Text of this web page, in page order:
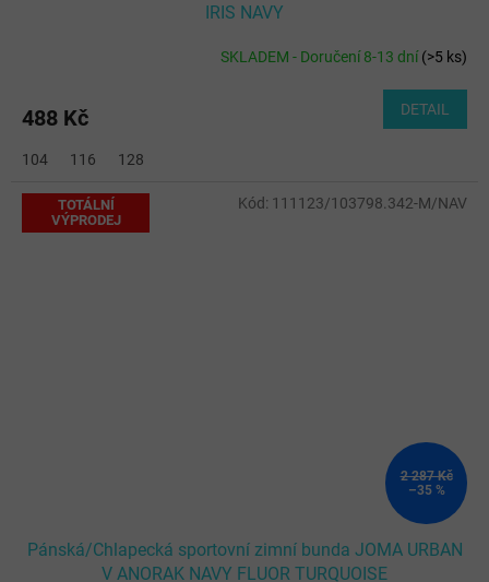
IRIS NAVY
SKLADEM - Doručení 8-13 dní(>5 ks)
488 Kč DETAIL
104 116 128
TOTÁLNÍ
VÝPRODEJ
2 287 Kč
–35 %
Pánská/Chlapecká sportovní zimní bunda JOMA URBAN
V ANORAK NAVY FLUOR TURQUOISE
Kód: 111123/103798.342-M/NAV